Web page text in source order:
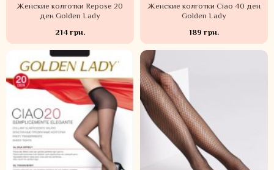
Женские колготки Repose 20
ден Golden Lady
214 грн.
Женские колготки Ciao 40 ден
Golden Lady
189 грн.